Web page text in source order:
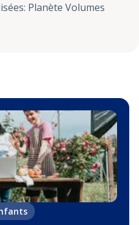
: Planète Volumes